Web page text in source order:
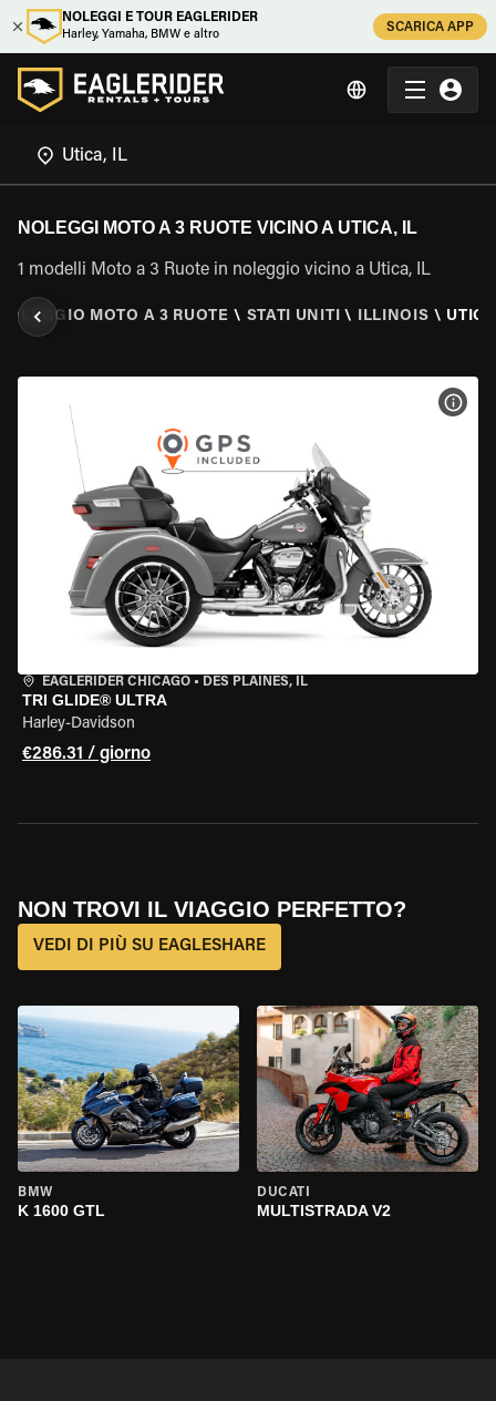
NOLEGGI E TOUR EAGLERIDER
Harley, Yamaha, BMW e altro
SCARICA APP
NOLEGGI MOTO A 3 RUOTE VICINO A UTICA, IL
1 modelli Moto a 3 Ruote in noleggio vicino a Utica, IL
MOTO A 3 RUOTE \ STATI UNITI \ ILLINOIS \
EAGLERIDER CHICAGO • DES PLAINES, IL
TRI GLIDE® ULTRA
Harley-Davidson
€286.31 / giorno
NON TROVI IL VIAGGIO PERFETTO?
VEDI DI PIÙ SU EAGLESHARE
BMW
K 1600 GTL
DUCATI
MULTISTRADA V2